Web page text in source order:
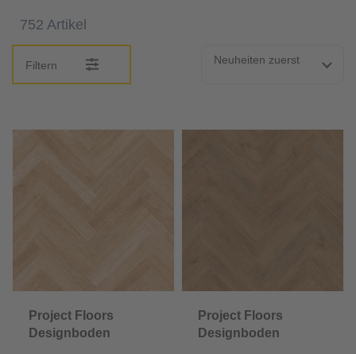
752 Artikel
Filtern Neuheiten zuerst
Project Floors
Designboden
Project Floors
Designboden